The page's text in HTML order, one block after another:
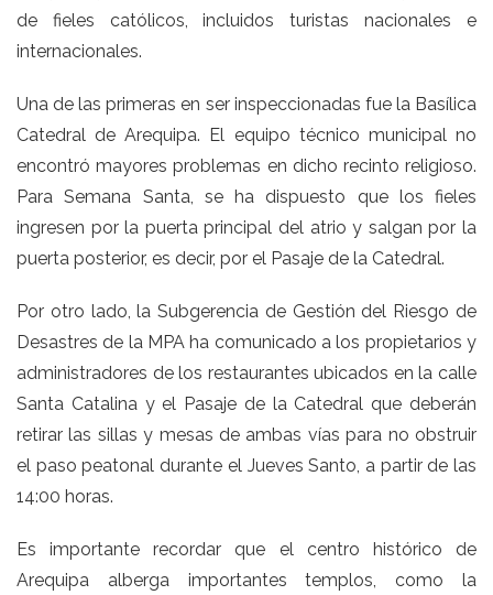
de fieles católicos, incluidos turistas nacionales e
internacionales.
Una de las primeras en ser inspeccionadas fue la Basílica
Catedral de Arequipa. El equipo técnico municipal no
encontró mayores problemas en dicho recinto religioso.
Para Semana Santa, se ha dispuesto que los fieles
ingresen por la puerta principal del atrio y salgan por la
puerta posterior, es decir, por el Pasaje de la Catedral.
Por otro lado, la Subgerencia de Gestión del Riesgo de
Desastres de la MPA ha comunicado a los propietarios y
administradores de los restaurantes ubicados en la calle
Santa Catalina y el Pasaje de la Catedral que deberán
retirar las sillas y mesas de ambas vías para no obstruir
el paso peatonal durante el Jueves Santo, a partir de las
14:00 horas.
Es importante recordar que el centro histórico de
Arequipa alberga importantes templos, como la